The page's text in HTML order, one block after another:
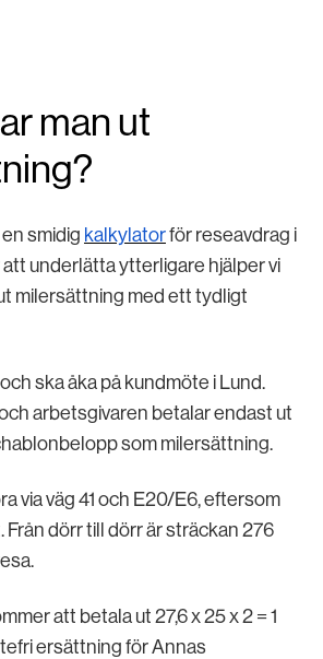
man ut
smidig kalkylatorför reseavdrag i
underlätta ytterligare hjälper vi
milersättning med ett tydligt
ska åka på kundmöte i Lund.
arbetsgivaren betalar endast ut
som milersättning.
via väg 41 och E20/E6, eftersom
Från dörr till dörr är sträckan 276
att betala ut 27,6 x 25 x 2 = 1
ersättning för Annas